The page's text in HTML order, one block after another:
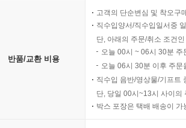
반품/교환 비용
고객의 단순변심 및 착오구
직수입양서/직수입일서중
단, 아래의 주문/취소 조건
오늘 00시 ~ 06시 30분
오늘 06시 30분 이후 주
직수입 음반/영상물/기프트
단, 당일 00시~13시 사이의
박스 포장은 택배 배송이